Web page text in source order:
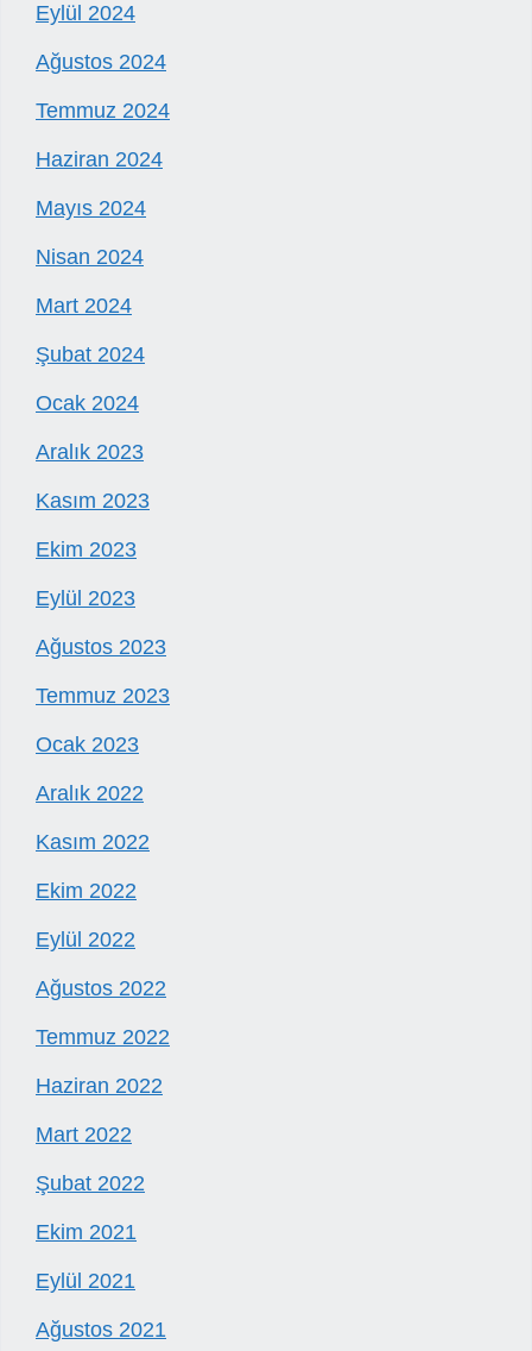
Eylül 2024
Ağustos 2024
Temmuz 2024
Haziran 2024
Mayıs 2024
Nisan 2024
Mart 2024
Şubat 2024
Ocak 2024
Aralık 2023
Kasım 2023
Ekim 2023
Eylül 2023
Ağustos 2023
Temmuz 2023
Ocak 2023
Aralık 2022
Kasım 2022
Ekim 2022
Eylül 2022
Ağustos 2022
Temmuz 2022
Haziran 2022
Mart 2022
Şubat 2022
Ekim 2021
Eylül 2021
Ağustos 2021